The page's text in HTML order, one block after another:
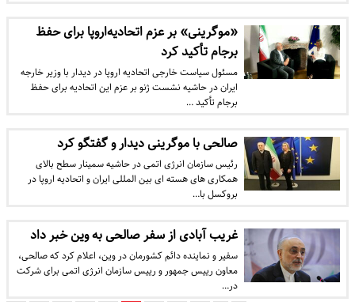
«موگرینی» بر عزم اتحادیه‌اروپا برای حفظ
برجام تأکید کرد
مسئول سیاست خارجی اتحادیه اروپا در دیدار با وزیر خارجه
ایران در حاشیه نشست ژنو بر عزم این اتحادیه برای حفظ
برجام تأکید …
صالحی با موگرینی دیدار و گفتگو کرد
رئیس سازمان انرژی اتمی در حاشیه سمینار سطح بالای
همکاری های هسته ای بین المللی ایران و اتحادیه اروپا در
بروکسل با…
غریب آبادی از سفر صالحی به وین خبر داد
​سفیر و نماینده دائم کشورمان در وین، اعلام کرد که صالحی،
معاون رییس جمهور و رییس سازمان انرژی اتمی برای شرکت
در…